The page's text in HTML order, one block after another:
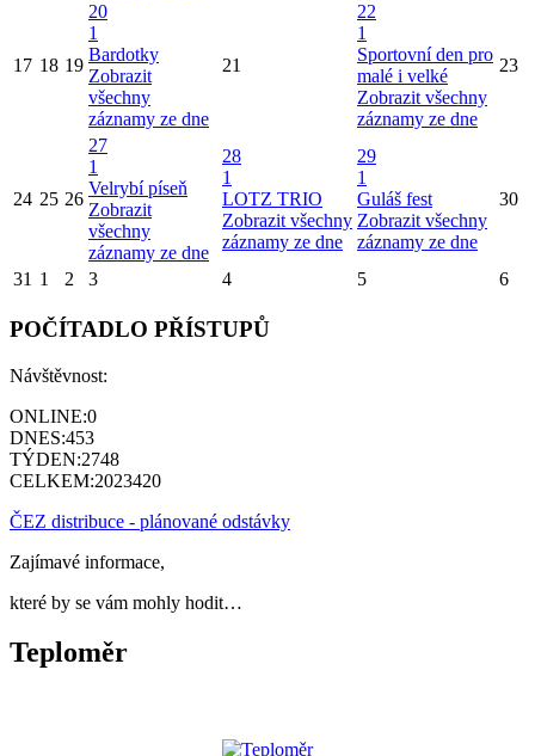
17 18 19
20
1
Bardotky
Zobrazit
všechny
záznamy ze dne
21
22
1
Sportovní den pro
malé i velké
Zobrazit všechny
záznamy ze dne
23
24 25 26
27
1
Velrybí píseň
Zobrazit
všechny
záznamy ze dne
28
1
LOTZ TRIO
Zobrazit všechny
záznamy ze dne
29
1
Guláš fest
Zobrazit všechny
záznamy ze dne
30
31 1 2 3 4 5 6
POČÍTADLO PŘÍSTUPŮ
Návštěvnost:
ONLINE:0
DNES:453
TÝDEN:2748
CELKEM:2023420
ČEZ distribuce - plánované odstávky
Zajímavé informace,
které by se vám mohly hodit…
Teploměr